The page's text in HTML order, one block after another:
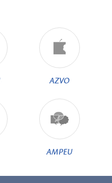
AZVO
AMPEU